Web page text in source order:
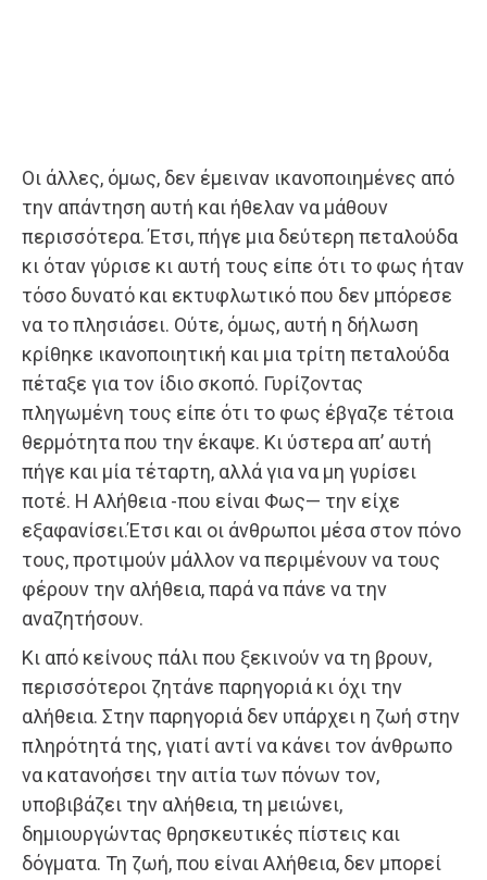
Οι άλλες, όμως, δεν έμειναν ικανοποιημένες από
την απάντηση αυτή και ήθελαν να μάθουν
περισσότερα. Έτσι, πήγε μια δεύτερη πεταλούδα
κι όταν γύρισε κι αυτή τους είπε ότι το φως ήταν
τόσο δυνατό και εκτυφλωτικό που δεν μπόρεσε
να το πλησιάσει. Ούτε, όμως, αυτή η δήλωση
κρίθηκε ικανοποιητική και μια τρίτη πεταλούδα
πέταξε για τον ίδιο σκοπό. Γυρίζοντας
πληγωμένη τους είπε ότι το φως έβγαζε τέτοια
θερμότητα που την έκαψε. Κι ύστερα απ’ αυτή
πήγε και μία τέταρτη, αλλά για να μη γυρίσει
ποτέ. Η Αλήθεια -που είναι Φως— την είχε
εξαφανίσει.Έτσι και οι άνθρωποι μέσα στον πόνο
τους, προτιμούν μάλλον να περιμένουν να τους
φέρουν την αλήθεια, παρά να πάνε να την
αναζητήσουν.
Κι από κείνους πάλι που ξεκινούν να τη βρουν,
περισσότεροι ζητάνε παρηγοριά κι όχι την
αλήθεια. Στην παρηγοριά δεν υπάρχει η ζωή στην
πληρότητά της, γιατί αντί να κάνει τον άνθρωπο
να κατανοήσει την αιτία των πόνων τον,
υποβιβάζει την αλήθεια, τη μειώνει,
δημιουργώντας θρησκευτικές πίστεις και
δόγματα. Τη ζωή, που είναι Αλήθεια, δεν μπορεί